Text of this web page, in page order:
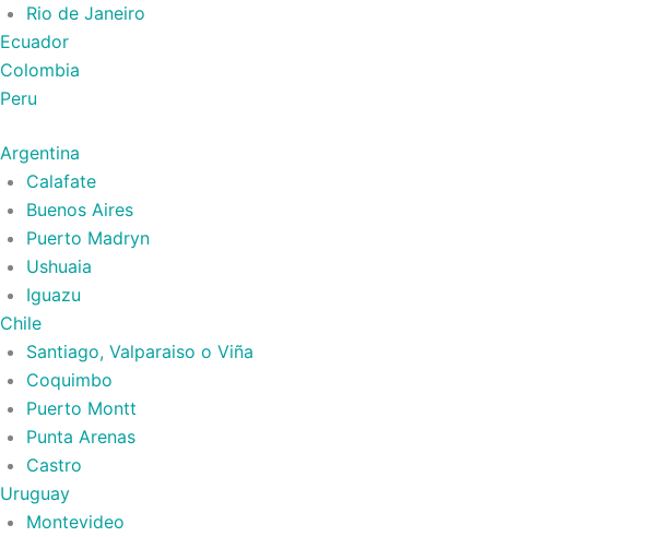
Rio de Janeiro
Ecuador
Colombia
Peru
Argentina
Calafate
Buenos Aires
Puerto Madryn
Ushuaia
Iguazu
Chile
Santiago, Valparaiso o Viña
Coquimbo
Puerto Montt
Punta Arenas
Castro
Uruguay
Montevideo